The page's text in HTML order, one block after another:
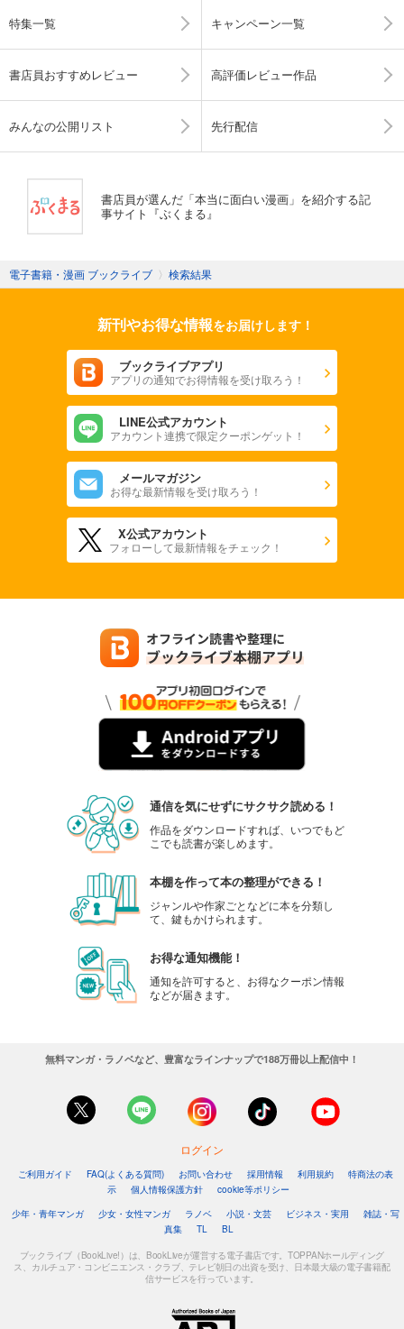
特集一覧 キャンペーン一覧
書店員おすすめレビュー 高評価レビュー作品
みんなの公開リスト 先行配信
書店員が選んだ「本当に面白い漫画」を紹介する記
事サイト『ぶくまる』
電子書籍・漫画 ブックライブ 〉 検索結果
新刊やお得な情報をお届けします！
ブックライブアプリ
アプリの通知でお得情報を受け取ろう！
LINE公式アカウント
アカウント連携で限定クーポンゲット！
メールマガジン
お得な最新情報を受け取ろう！
X公式アカウント
フォローして最新情報をチェック！
通信を気にせずにサクサク読める！
作品をダウンロードすれば、いつでもど
こでも読書が楽しめます。
本棚を作って本の整理ができる！
ジャンルや作家ごとなどに本を分類し
て、鍵もかけられます。
お得な通知機能！
通知を許可すると、お得なクーポン情報
などが届きます。
無料マンガ・ラノベなど、豊富なラインナップで188万冊以上配信中！
ログイン
ご利用ガイド FAQ(よくある質問) お問い合わせ 採用情報 利用規約
特商法の表
示
個人情報保護方針
cookie等ポリシー
少年・青年マンガ
少女・女性マンガ ラノベ 小説・文芸 ビジネス・実用
雑誌・写
真集
TL BL
ブックライブ（BookLive!）は、BookLiveが運営する電子書店です。TOPPANホールディング
ス、カルチュア・コンビニエンス・クラブ、テレビ朝日の出資を受け、日本最大級の電子書籍配
信サービスを行っています。